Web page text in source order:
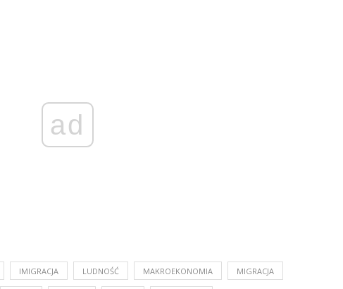
ad
IMIGRACJA LUDNOŚĆ MAKROEKONOMIA MIGRACJA